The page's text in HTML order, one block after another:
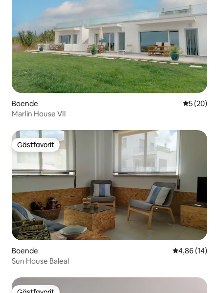
Boende 5 av 5 i
5 (20)
Marlin House VII
Gästfavorit
Gästfavorit
Boende 4,86 av 5 i
4,86 (14)
Sun House Baleal